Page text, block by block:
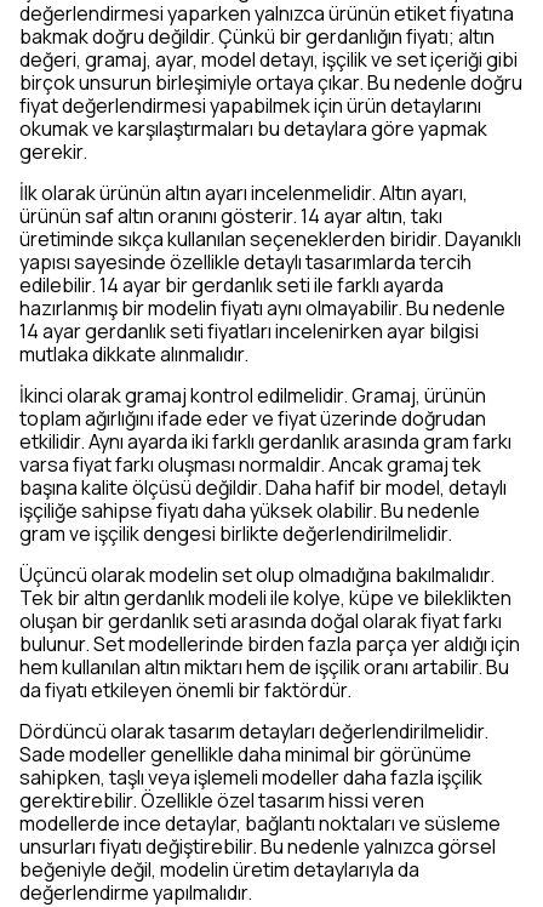
değerlendirmesi yaparken yalnızca ürünün etiket fiyatına
bakmak doğru değildir. Çünkü bir gerdanlığın fiyatı; altın
değeri, gramaj, ayar, model detayı, işçilik ve set içeriği gibi
birçok unsurun birleşimiyle ortaya çıkar. Bu nedenle doğru
fiyat değerlendirmesi yapabilmek için ürün detaylarını
okumak ve karşılaştırmaları bu detaylara göre yapmak
gerekir.
İlk olarak ürünün altın ayarı incelenmelidir. Altın ayarı,
ürünün saf altın oranını gösterir. 14 ayar altın, takı
üretiminde sıkça kullanılan seçeneklerden biridir. Dayanıklı
yapısı sayesinde özellikle detaylı tasarımlarda tercih
edilebilir. 14 ayar bir gerdanlık seti ile farklı ayarda
hazırlanmış bir modelin fiyatı aynı olmayabilir. Bu nedenle
14 ayar gerdanlık seti fiyatları incelenirken ayar bilgisi
mutlaka dikkate alınmalıdır.
İkinci olarak gramaj kontrol edilmelidir. Gramaj, ürünün
toplam ağırlığını ifade eder ve fiyat üzerinde doğrudan
etkilidir. Aynı ayarda iki farklı gerdanlık arasında gram farkı
varsa fiyat farkı oluşması normaldir. Ancak gramaj tek
başına kalite ölçüsü değildir. Daha hafif bir model, detaylı
işçiliğe sahipse fiyatı daha yüksek olabilir. Bu nedenle
gram ve işçilik dengesi birlikte değerlendirilmelidir.
Üçüncü olarak modelin set olup olmadığına bakılmalıdır.
Tek bir altın gerdanlık modeli ile kolye, küpe ve bileklikten
oluşan bir gerdanlık seti arasında doğal olarak fiyat farkı
bulunur. Set modellerinde birden fazla parça yer aldığı için
hem kullanılan altın miktarı hem de işçilik oranı artabilir. Bu
da fiyatı etkileyen önemli bir faktördür.
Dördüncü olarak tasarım detayları değerlendirilmelidir.
Sade modeller genellikle daha minimal bir görünüme
sahipken, taşlı veya işlemeli modeller daha fazla işçilik
gerektirebilir. Özellikle özel tasarım hissi veren
modellerde ince detaylar, bağlantı noktaları ve süsleme
unsurları fiyatı değiştirebilir. Bu nedenle yalnızca görsel
beğeniyle değil, modelin üretim detaylarıyla da
değerlendirme yapılmalıdır.